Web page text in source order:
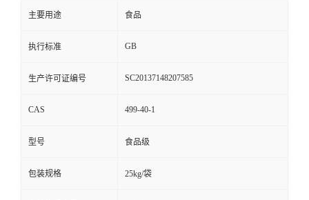
主要用途 食品
执行标准 GB
生产许可证编号 SC20137148207585
CAS 499-40-1
型号 食品级
包装规格 25kg/袋